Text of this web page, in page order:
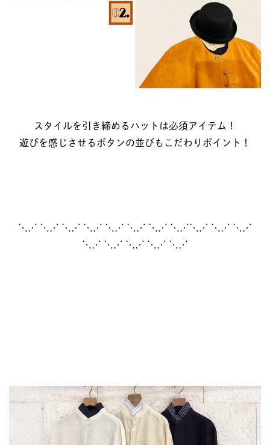
スタイルを引き締めるハットは必須アイテム！
遊びを感じさせるボタンの並びもこだわりポイント！
⋱⋰ ⋱⋰ ⋱⋰ ⋱⋰ ⋱⋰ ⋱⋰ ⋱⋰ ⋱⋰⋱⋰ ⋱⋰ ⋱⋰
⋱⋰ ⋱⋰ ⋱⋰ ⋱⋰ ⋱⋰